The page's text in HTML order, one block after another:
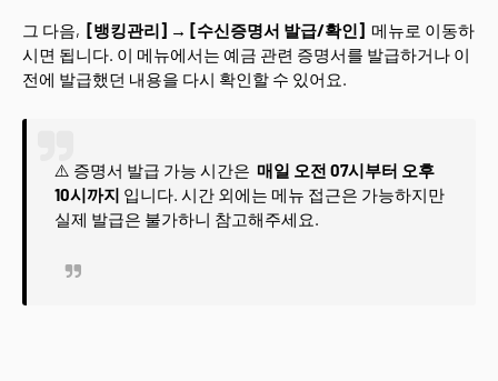
그 다음, [뱅킹관리] → [수신증명서 발급/확인] 메뉴로 이동하
시면 됩니다. 이 메뉴에서는 예금 관련 증명서를 발급하거나 이
전에 발급했던 내용을 다시 확인할 수 있어요.
⚠️ 증명서 발급 가능 시간은 매일 오전 07시부터 오후
10시까지 입니다. 시간 외에는 메뉴 접근은 가능하지만
실제 발급은 불가하니 참고해주세요.